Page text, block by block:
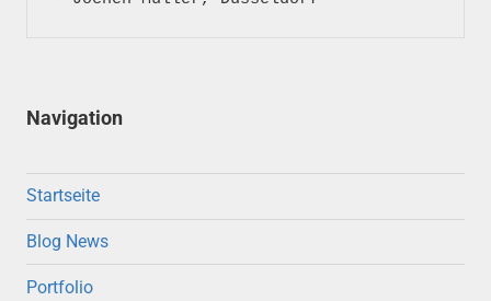
Navigation
Startseite
Blog News
Portfolio